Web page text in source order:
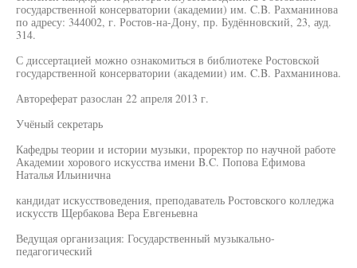
государственной консерватории (академии) им. C.B. Рахманинова
по адресу: 344002, г. Ростов-на-Дону, пр. Будённовский, 23, ауд.
314.
С диссертацией можно ознакомиться в библиотеке Ростовской
государственной консерватории (академии) им. C.B. Рахманинова.
Автореферат разослан 22 апреля 2013 г.
Учёный секретарь
Кафедры теории и истории музыки, проректор по научной работе
Академии хорового искусства имени B.C. Попова Ефимова
Наталья Ильинична
кандидат искусствоведения, преподаватель Ростовского колледжа
искусств Щербакова Вера Евгеньевна
Ведущая организация: Государственный музыкально-
педагогический